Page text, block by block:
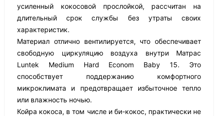
усиленный кокосовой прослойкой, рассчитан на
длительный срок службы без утраты своих
характеристик.
Материал отлично вентилируется, что обеспечивает
свободную циркуляцию воздуха внутри Матрас
Luntek Medium Hard Econom Baby 15. Это
способствует поддержанию комфортного
микроклимата и предотвращает избыточное тепло
или влажность ночью.
Койра кокоса, в том числе и би-кокос, практически не